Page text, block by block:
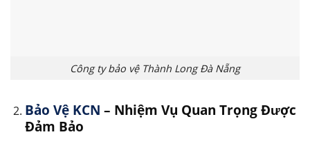
Công ty bảo vệ Thành Long Đà Nẵng
Bảo Vệ KCN – Nhiệm Vụ Quan Trọng Được
Đảm Bảo